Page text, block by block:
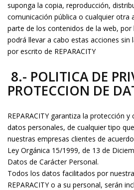
suponga la copia, reproducción,
comunicación pública o cualquier otra
parte de los contenidos de la web, por
podrá llevar a cabo estas acciones sin
por escrito de REPARACITY
8.- POLITICA DE
PROTECCION DE
REPARACITY garantiza la protección
datos personales, de cualquier tipo
nuestras empresas clientes de
Ley Orgánica 15/1999, de 13 de
Datos de Carácter Personal.
Todos los datos facilitados por
REPARACITY o a su personal, serán